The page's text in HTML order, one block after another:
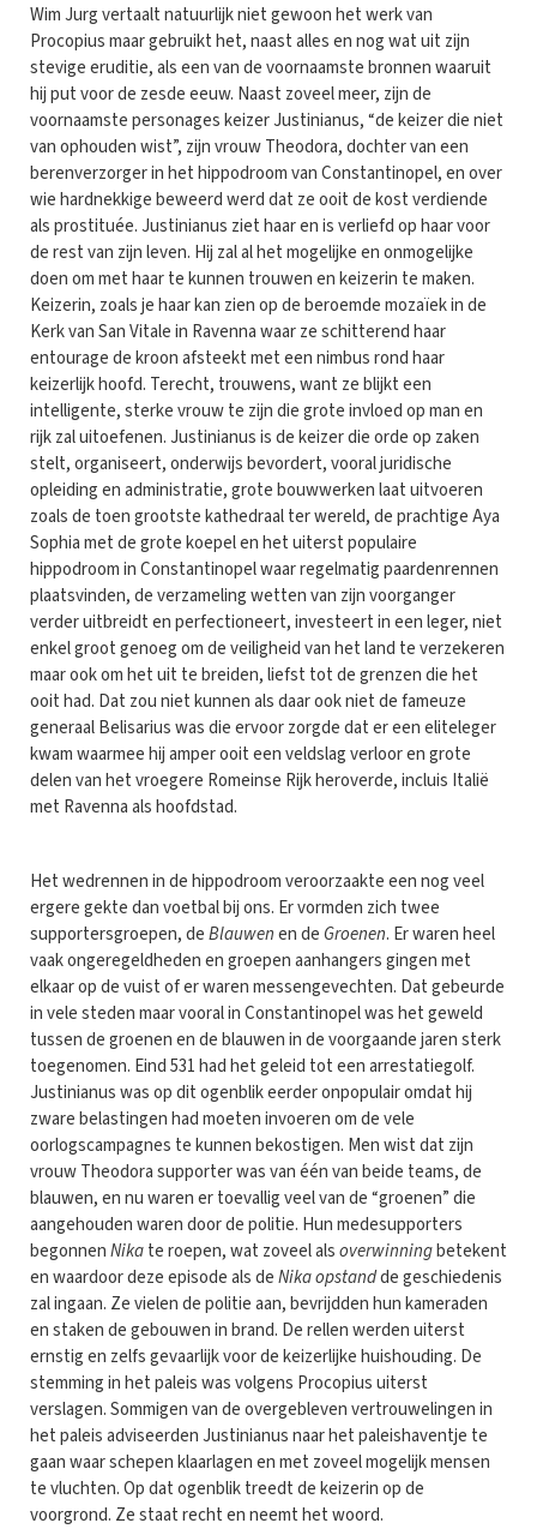
Wim Jurg vertaalt natuurlijk niet gewoon het werk van
Procopius maar gebruikt het, naast alles en nog wat uit zijn
stevige eruditie, als een van de voornaamste bronnen waaruit
hij put voor de zesde eeuw. Naast zoveel meer, zijn de
voornaamste personages keizer Justinianus, “de keizer die niet
van ophouden wist”, zijn vrouw Theodora, dochter van een
berenverzorger in het hippodroom van Constantinopel, en over
wie hardnekkige beweerd werd dat ze ooit de kost verdiende
als prostituée. Justinianus ziet haar en is verliefd op haar voor
de rest van zijn leven. Hij zal al het mogelijke en onmogelijke
doen om met haar te kunnen trouwen en keizerin te maken.
Keizerin, zoals je haar kan zien op de beroemde mozaïek in de
Kerk van San Vitale in Ravenna waar ze schitterend haar
entourage de kroon afsteekt met een nimbus rond haar
keizerlijk hoofd. Terecht, trouwens, want ze blijkt een
intelligente, sterke vrouw te zijn die grote invloed op man en
rijk zal uitoefenen. Justinianus is de keizer die orde op zaken
stelt, organiseert, onderwijs bevordert, vooral juridische
opleiding en administratie, grote bouwwerken laat uitvoeren
zoals de toen grootste kathedraal ter wereld, de prachtige Aya
Sophia met de grote koepel en het uiterst populaire
hippodroom in Constantinopel waar regelmatig paardenrennen
plaatsvinden, de verzameling wetten van zijn voorganger
verder uitbreidt en perfectioneert, investeert in een leger, niet
enkel groot genoeg om de veiligheid van het land te verzekeren
maar ook om het uit te breiden, liefst tot de grenzen die het
ooit had. Dat zou niet kunnen als daar ook niet de fameuze
generaal Belisarius was die ervoor zorgde dat er een eliteleger
kwam waarmee hij amper ooit een veldslag verloor en grote
delen van het vroegere Romeinse Rijk heroverde, incluis Italië
met Ravenna als hoofdstad.
Het wedrennen in de hippodroom veroorzaakte een nog veel
ergere gekte dan voetbal bij ons. Er vormden zich twee
supportersgroepen, deBlauwenen deGroenen. Er waren heel
vaak ongeregeldheden en groepen aanhangers gingen met
elkaar op de vuist of er waren messengevechten. Dat gebeurde
in vele steden maar vooral in Constantinopel was het geweld
tussen de groenen en de blauwen in de voorgaande jaren sterk
toegenomen. Eind 531 had het geleid tot een arrestatiegolf.
Justinianus was op dit ogenblik eerder onpopulair omdat hij
zware belastingen had moeten invoeren om de vele
oorlogscampagnes te kunnen bekostigen. Men wist dat zijn
vrouw Theodora supporter was van één van beide teams, de
blauwen, en nu waren er toevallig veel van de “groenen” die
aangehouden waren door de politie. Hun medesupporters
begonnenNikate roepen, wat zoveel alsoverwinningbetekent
en waardoor deze episode als deNika opstandde geschiedenis
zal ingaan. Ze vielen de politie aan, bevrijdden hun kameraden
en staken de gebouwen in brand. De rellen werden uiterst
ernstig en zelfs gevaarlijk voor de keizerlijke huishouding. De
stemming in het paleis was volgens Procopius uiterst
verslagen. Sommigen van de overgebleven vertrouwelingen in
het paleis adviseerden Justinianus naar het paleishaventje te
gaan waar schepen klaarlagen en met zoveel mogelijk mensen
te vluchten. Op dat ogenblik treedt de keizerin op de
voorgrond. Ze staat recht en neemt het woord.